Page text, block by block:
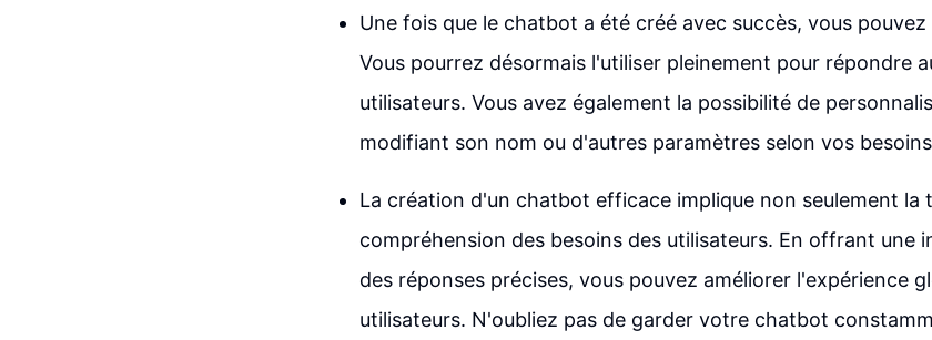
Une fois que le chatbot a été créé avec succès, vous pouvez
Vous pourrez désormais l'utiliser pleinement pour répondre
utilisateurs. Vous avez également la possibilité de
modifiant son nom ou d'autres paramètres selon vos
La création d'un chatbot efficace implique non seulement la
compréhension des besoins des utilisateurs. En offrant une
des réponses précises, vous pouvez améliorer l'expérience
utilisateurs. N'oubliez pas de garder votre chatbot